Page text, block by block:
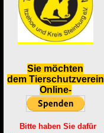
Sie möchten
dem Tierschutzverein
Online-
Bitte haben Sie dafür